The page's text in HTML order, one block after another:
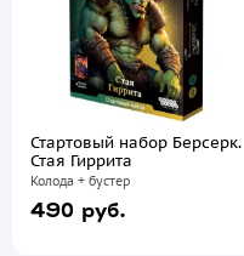
Стартовый набор Берсерк.
Стая Гиррита
Колода + бустер
490 руб.